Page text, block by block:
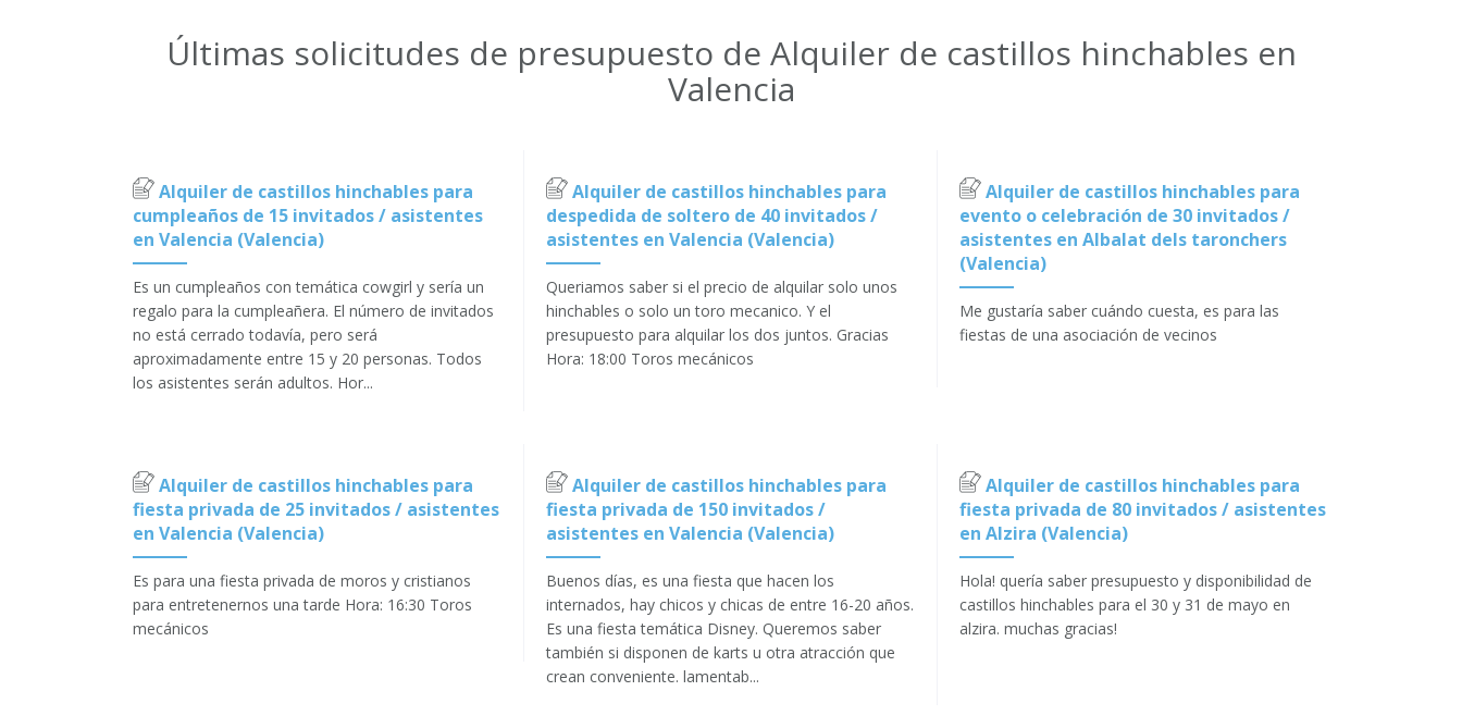
Últimas solicitudes de presupuesto de Alquiler de castillos hinchables en
Valencia
Alquiler de castillos hinchables para
cumpleaños de 15 invitados / asistentes
en Valencia (Valencia)
Es un cumpleaños con temática cowgirl y sería un
regalo para la cumpleañera. El número de invitados
no está cerrado todavía, pero será
aproximadamente entre 15 y 20 personas. Todos
los asistentes serán adultos. Hor...
Alquiler de castillos hinchables para
despedida de soltero de 40 invitados /
asistentes en Valencia (Valencia)
Queriamos saber si el precio de alquilar solo unos
hinchables o solo un toro mecanico. Y el
presupuesto para alquilar los dos juntos. Gracias
Hora: 18:00 Toros mecánicos
Alquiler de castillos hinchables para
evento o celebración de 30 invitados /
asistentes en Albalat dels taronchers
(Valencia)
Me gustaría saber cuándo cuesta, es para las
fiestas de una asociación de vecinos
Alquiler de castillos hinchables para
fiesta privada de 25 invitados / asistentes
en Valencia (Valencia)
Es para una fiesta privada de moros y cristianos
para entretenernos una tarde Hora: 16:30 Toros
mecánicos
Alquiler de castillos hinchables para
fiesta privada de 150 invitados /
asistentes en Valencia (Valencia)
Buenos días, es una fiesta que hacen los
internados, hay chicos y chicas de entre 16-20 años.
Es una fiesta temática Disney. Queremos saber
también si disponen de karts u otra atracción que
crean conveniente. lamentab...
Alquiler de castillos hinchables para
fiesta privada de 80 invitados / asistentes
en Alzira (Valencia)
Hola! quería saber presupuesto y disponibilidad de
castillos hinchables para el 30 y 31 de mayo en
alzira. muchas gracias!